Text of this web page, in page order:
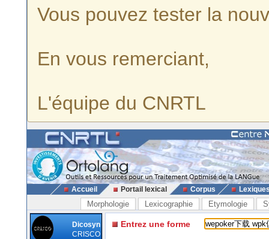
Vous pouvez tester la
En vous remerciant,
L'équipe du CNRTL
Accueil Portail lexical Corpus
Morphologie Lexicographie Etymologie
Dicosyn
CRISCO
Entrez une forme